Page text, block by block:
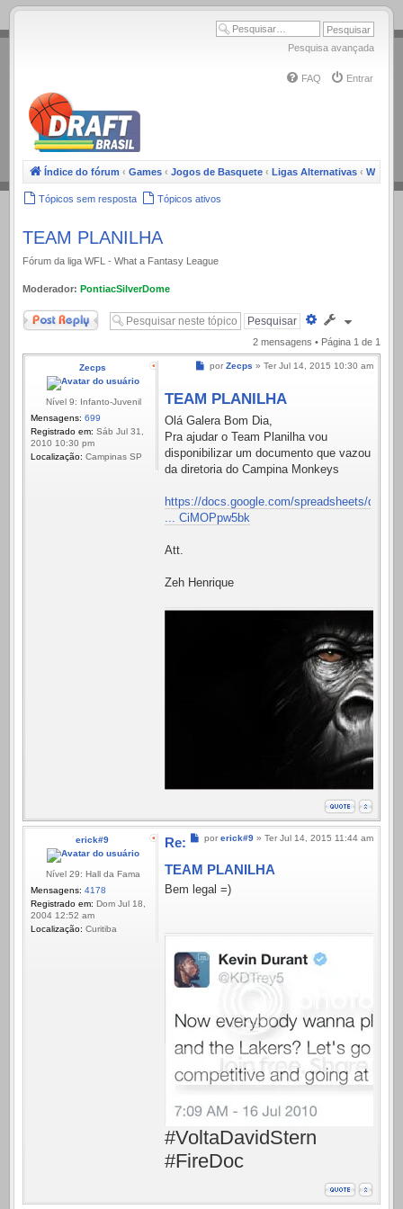
.
Pesquisa avançada
FAQ Entrar
Índice do fórum ‹ Games ‹ Jogos de Basquete ‹ Ligas Alternativas ‹ WFL
Tópicos sem resposta Tópicos ativos
TEAM PLANILHA
Fórum da liga WFL - What a Fantasy League
Moderador: PontiacSilverDome
Responder
Pesquisa
avançada
2 mensagens • Página 1 de 1
Zecps
Nível 9: Infanto-Juvenil
Mensagens: 699
Registrado em: Sáb Jul 31,
2010 10:30 pm
Localização: Campinas SP
Mensagem
por Zecps » Ter Jul 14, 2015 10:30 am
TEAM PLANILHA
Olá Galera Bom Dia,
Pra ajudar o Team Planilha vou
disponibilizar um documento que vazou
da diretoria do Campina Monkeys
https://docs.google.com/spreadsheets/d/
... CiMOPpw5bk
Att.
Zeh Henrique
erick#9
Nível 29: Hall da Fama
Mensagens: 4178
Registrado em: Dom Jul 18,
2004 12:52 am
Localização: Curitiba
Mensagem
por erick#9 » Ter Jul 14, 2015 11:44 am
Re:
TEAM PLANILHA
Bem legal =)
#VoltaDavidStern
#FireDoc